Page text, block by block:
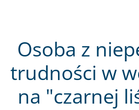
Osoba z
trudności w
na "czarnej